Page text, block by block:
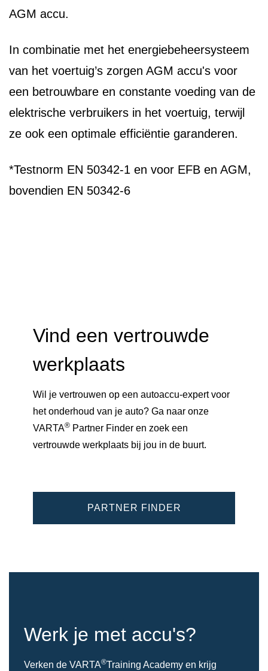
AGM accu.
In combinatie met het energiebeheersysteem
van het voertuig’s zorgen AGM accu's voor
een betrouwbare en constante voeding van de
elektrische verbruikers in het voertuig, terwijl
ze ook een optimale efficiëntie garanderen.
*Testnorm EN 50342-1 en voor EFB en AGM,
bovendien EN 50342-6
Vind een vertrouwde
werkplaats
Wil je vertrouwen op een autoaccu-expert voor
het onderhoud van je auto? Ga naar onze
VARTA® Partner Finder en zoek een
vertrouwde werkplaats bij jou in de buurt.
PARTNER FINDER
Werk je met accu's?
Verken de VARTA®Training Academy en krijg